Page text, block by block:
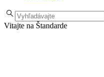
Vitajte na Štandarde